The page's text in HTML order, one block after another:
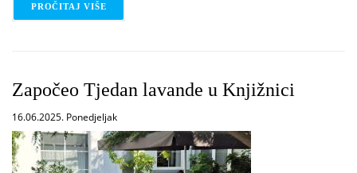
PROČITAJ VIŠE
Započeo Tjedan lavande u Knjižnici
16.06.2025. Ponedjeljak